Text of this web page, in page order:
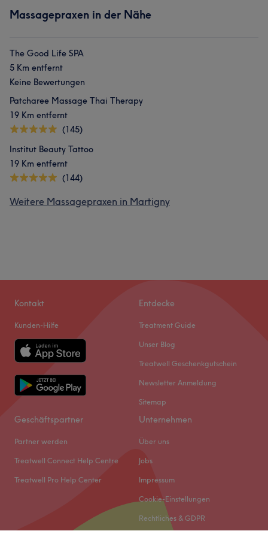
Massagepraxen in der Nähe
The Good Life SPA
5 Km entfernt
Keine Bewertungen
Patcharee Massage Thai Therapy
19 Km entfernt
(145)
Institut Beauty Tattoo
19 Km entfernt
(144)
Weitere Massagepraxen in Martigny
Kontakt
Kunden-Hilfe
Entdecke
Treatment Guide
Unser Blog
Treatwell Geschenkgutschein
Newsletter Anmeldung
Sitemap
Geschäftspartner
Partner werden
Treatwell Connect Help Centre
Treatwell Pro Help Center
Unternehmen
Über uns
Jobs
Impressum
Cookie-Einstellungen
Rechtliches & GDPR